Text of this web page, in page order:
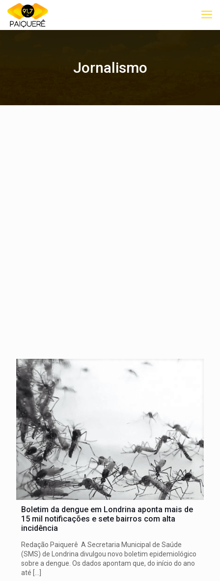
Jornalismo
Boletim da dengue em Londrina aponta mais de
15 mil notificações e sete bairros com alta
incidência
Redação Paiquerê A Secretaria Municipal de Saúde
(SMS) de Londrina divulgou novo boletim epidemiológico
sobre a dengue. Os dados apontam que, do início do ano
até […]